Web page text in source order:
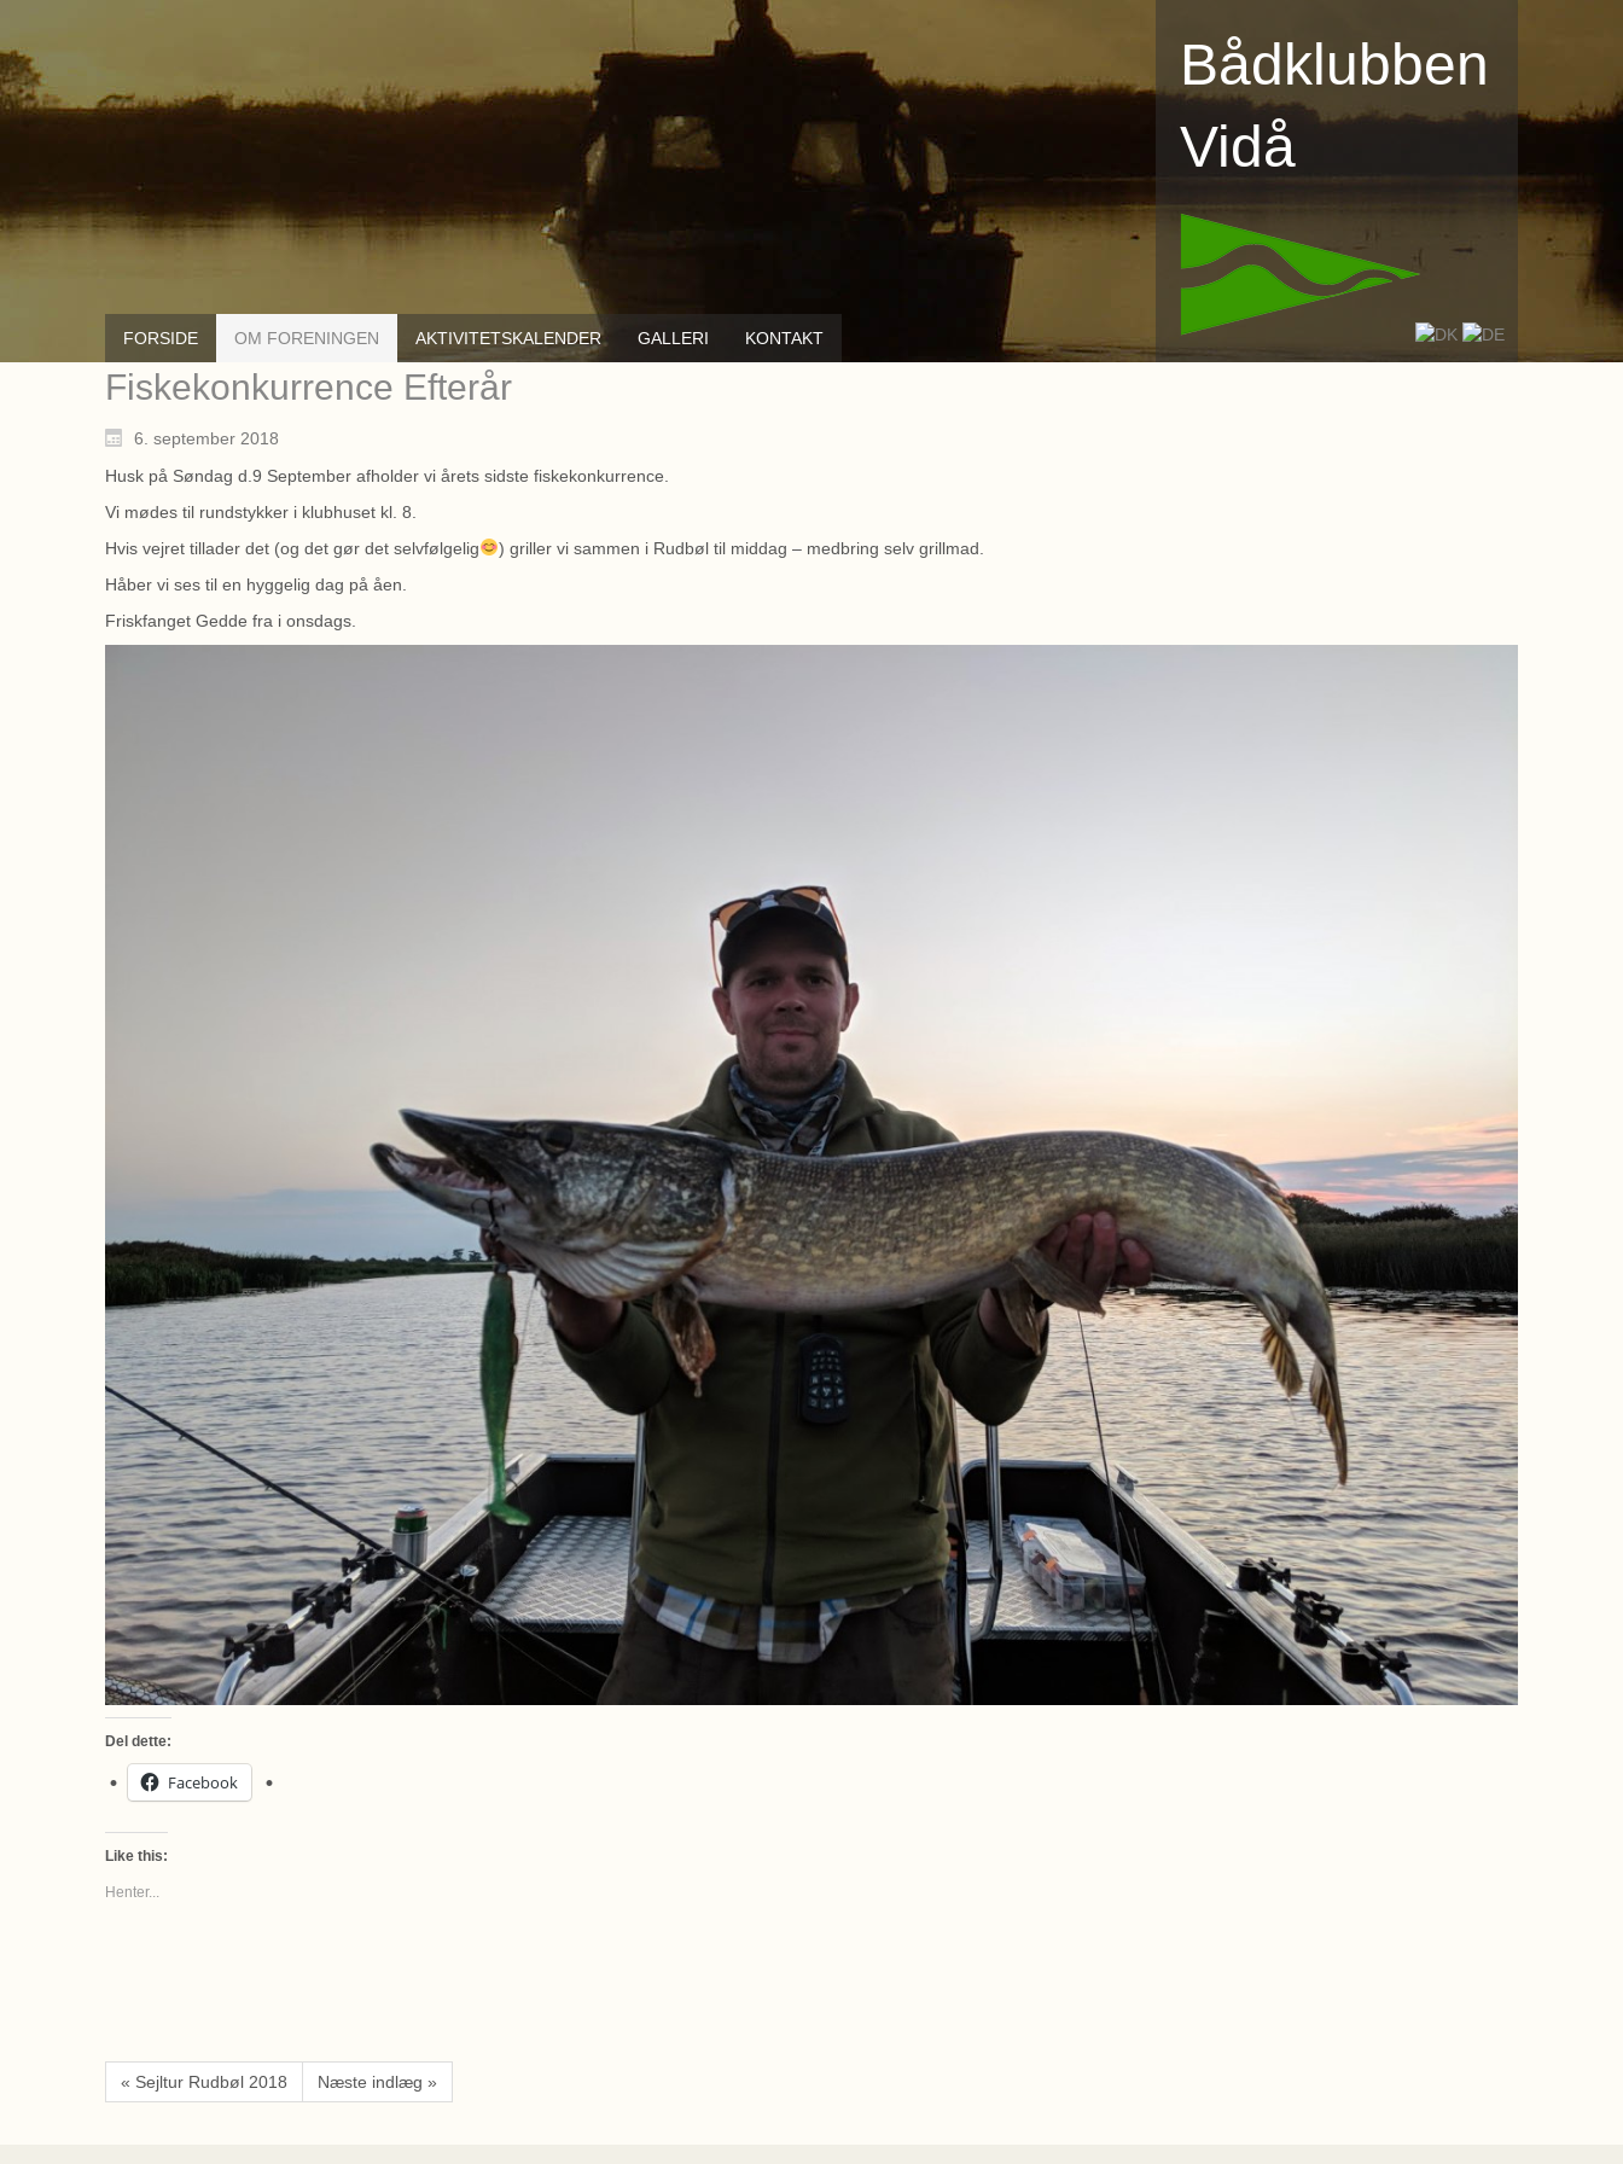
FORSIDE OM FORENINGEN AKTIVITETSKALENDER GALLERI KONTAKT
Bådklubben
Vidå
Fiskekonkurrence Efterår
6. september 2018
Husk på Søndag d.9 September afholder vi årets sidste fiskekonkurrence.
Vi mødes til rundstykker i klubhuset kl. 8.
Hvis vejret tillader det (og det gør det selvfølgelig
) griller vi sammen i Rudbøl til middag – medbring selv grillmad.
Håber vi ses til en hyggelig dag på åen.
Friskfanget Gedde fra i onsdags.
Del dette:
Facebook
Like this:
Henter...
« Sejltur Rudbøl 2018 Næste indlæg »